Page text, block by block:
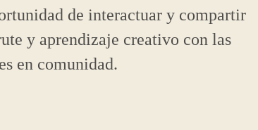
de interactuar y compartir
y aprendizaje creativo con las
en comunidad.